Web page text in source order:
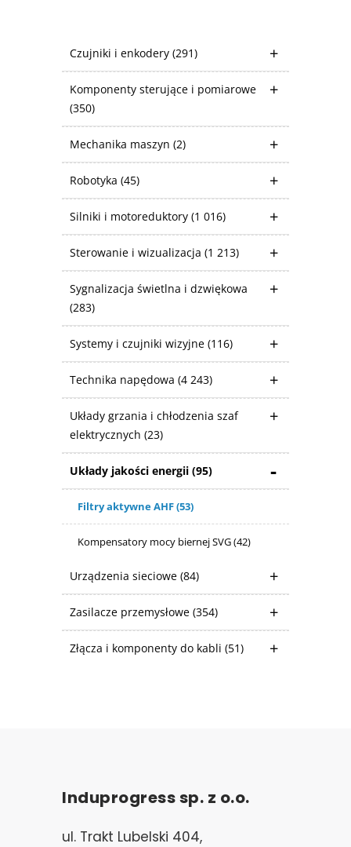
Czujniki i enkodery (291)
Komponenty sterujące i pomiarowe
(350)
Mechanika maszyn (2)
Robotyka (45)
Silniki i motoreduktory (1 016)
Sterowanie i wizualizacja (1 213)
Sygnalizacja świetlna i dzwiękowa
(283)
Systemy i czujniki wizyjne (116)
Technika napędowa (4 243)
Układy grzania i chłodzenia szaf
elektrycznych (23)
Układy jakości energii (95)
Filtry aktywne AHF(53)
Kompensatory mocy biernej SVG(42)
Urządzenia sieciowe (84)
Zasilacze przemysłowe (354)
Złącza i komponenty do kabli (51)
Induprogress sp. z o.o.
ul. Trakt Lubelski 404,